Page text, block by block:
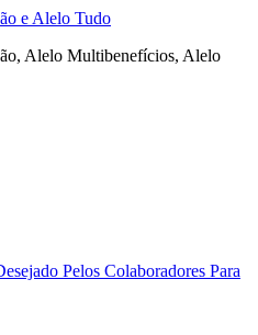
e Alelo Tudo
Alelo Multibenefícios, Alelo
Pelos Colaboradores Para